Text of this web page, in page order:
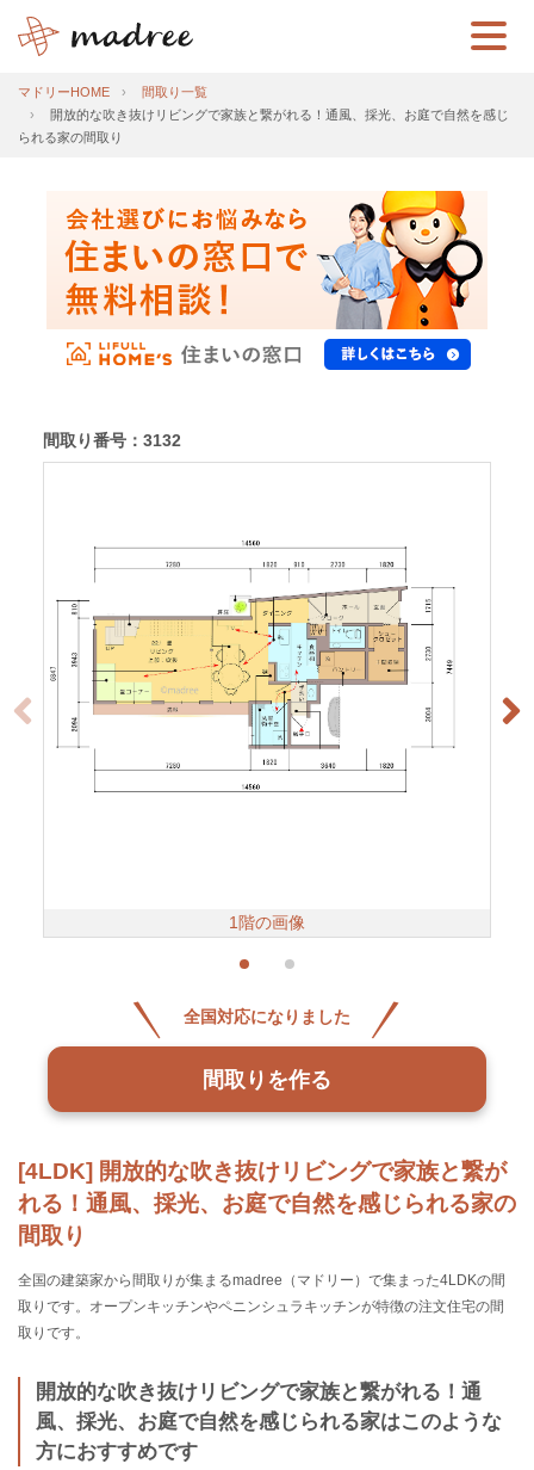
マドリーHOME
間取り一覧
開放的な吹き抜けリビングで家族と繋がれる！通風、採光、お庭で自然を感じ
られる家の間取り
[4LDK] 開放的な吹き抜けリビングで家族と繋が
れる！通風、採光、お庭で自然を感じられる家の
間取り
全国の建築家から間取りが集まるmadree（マドリー）で集まった4LDKの間
取りです。オープンキッチンやペニンシュラキッチンが特徴の注文住宅の間
取りです。
開放的な吹き抜けリビングで家族と繋がれる！通
風、採光、お庭で自然を感じられる家はこのような
方におすすめです
間取り番号：3132
1階の画像
全国対応になりました
間取りを作る